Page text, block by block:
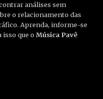
análises sem
o relacionamento das
Aprenda, informe-se
que oMúsica Pavê